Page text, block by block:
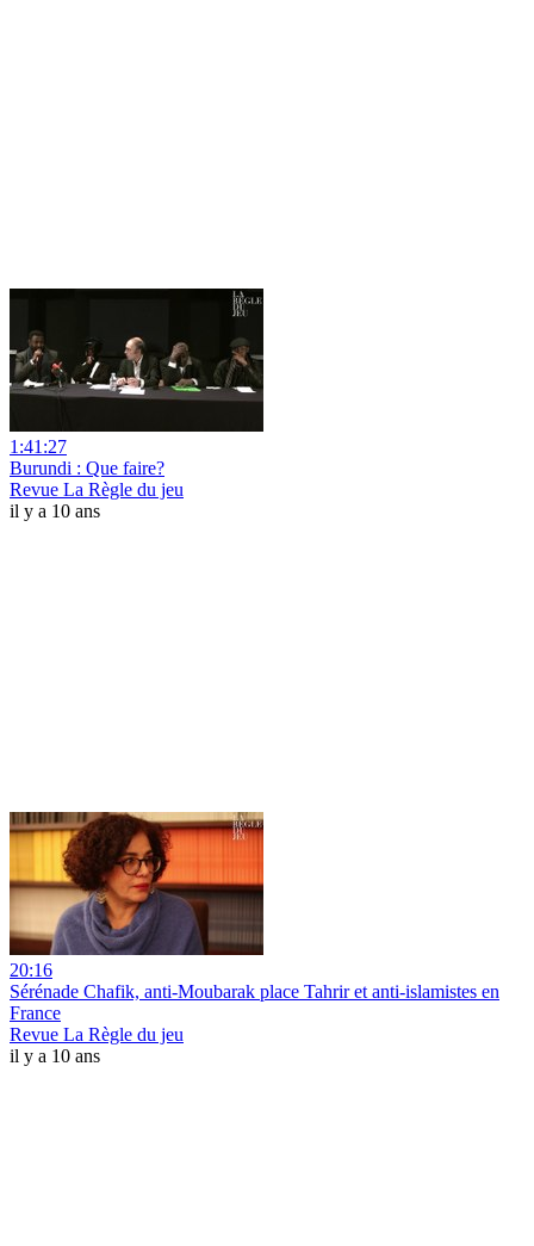
1:41:27
Burundi : Que faire?
Revue La Règle du jeu
il y a 10 ans
20:16
Sérénade Chafik, anti-Moubarak place Tahrir et anti-islamistes en
France
Revue La Règle du jeu
il y a 10 ans